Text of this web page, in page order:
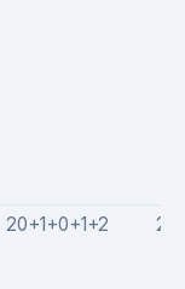
20+1+0+1+2